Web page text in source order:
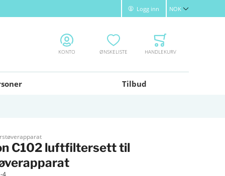
Logg inn ValutaNOK
KONTO ØNSKELISTE HANDLEKURV
Tilbud
C102 luftfiltersett til
4